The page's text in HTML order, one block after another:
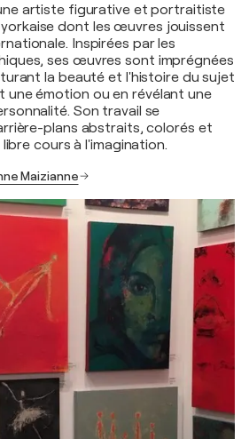
artiste figurative et portraitiste
dont les œuvres jouissent
Inspirées par les
ses œuvres sont imprégnées
la beauté et l'histoire du sujet
émotion ou en révélant une
Son travail se
plans abstraits, colorés et
cours à l'imagination.
Maizianne